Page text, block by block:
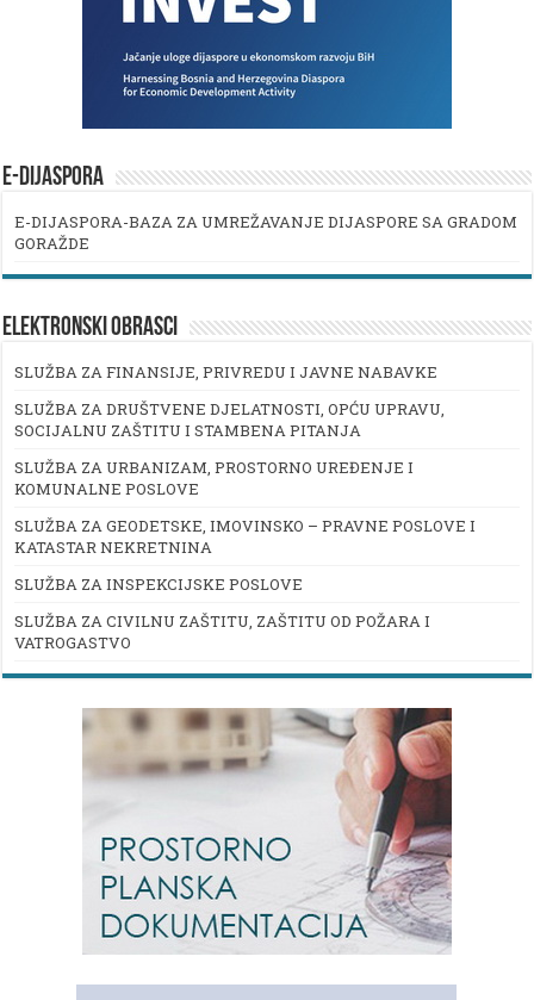
E-DIJASPORA
E-DIJASPORA-BAZA ZA UMREŽAVANJE DIJASPORE SA GRADOM
GORAŽDE
ELEKTRONSKI OBRASCI
SLUŽBA ZA FINANSIJE, PRIVREDU I JAVNE NABAVKE
SLUŽBA ZA DRUŠTVENE DJELATNOSTI, OPĆU UPRAVU,
SOCIJALNU ZAŠTITU I STAMBENA PITANJA
SLUŽBA ZA URBANIZAM, PROSTORNO UREĐENJE I
KOMUNALNE POSLOVE
SLUŽBA ZA GEODETSKE, IMOVINSKO – PRAVNE POSLOVE I
KATASTAR NEKRETNINA
SLUŽBA ZA INSPEKCIJSKE POSLOVE
SLUŽBA ZA CIVILNU ZAŠTITU, ZAŠTITU OD POŽARA I
VATROGASTVO